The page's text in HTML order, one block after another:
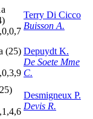
a
Terry Di Cicco
Buisson A.
(25) Depuydt K.
De Soete Mme
C.
Desmigneux P.
Devis R.